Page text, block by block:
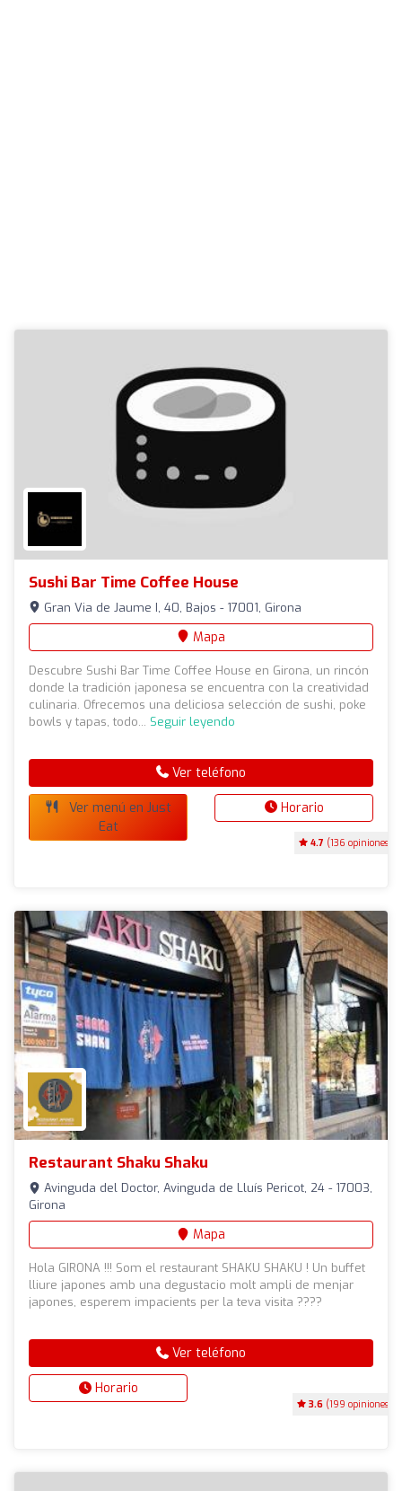
Sushi Bar Time Coffee House
4.7 (136 opiniones)
Gran Via de Jaume I, 40, Bajos - 17001, Girona
Mapa
Descubre Sushi Bar Time Coffee House en Girona, un rincón
donde la tradición japonesa se encuentra con la creatividad
culinaria. Ofrecemos una deliciosa selección de sushi, poke
bowls y tapas, todo... Seguir leyendo
Ver teléfono
Ver menú en Just
Eat
Horario
Restaurant Shaku Shaku
3.6 (199 opiniones)
Avinguda del Doctor, Avinguda de Lluís Pericot, 24 - 17003,
Girona
Mapa
Hola GIRONA !!! Som el restaurant SHAKU SHAKU ! Un buffet
lliure japones amb una degustacio molt ampli de menjar
japones, esperem impacients per la teva visita ????
Ver teléfono
Horario